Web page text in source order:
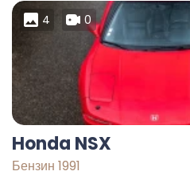
4 0
Honda NSX
Бензин 1991